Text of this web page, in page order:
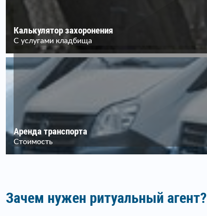
Калькулятор захоронения
С услугами кладбища
Аренда транспорта
Стоимость
Зачем нужен ритуальный агент?